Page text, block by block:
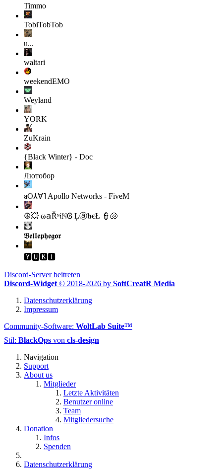
Timmo
TobiTobTob
u...
waltari
weekendEMO
Weyland
YORK
ZuKrain
{Black Winter} - Doc
Лютобор
ᴚO⅄∀˥ Apollo Networks - FiveM
☮💥 ω𝕒Řᶰ𝔦ℕᎶ Ļⓐ𝐛єŁ 👮🐚
𝕭𝖊𝖑𝖑𝖊𝖕𝖍𝖊𝖌𝖔𝖗
🆈🆄🅺🅸
Discord-Server beitreten
Discord-Widget © 2018-2026 by SoftCreatR Media
Datenschutzerklärung
Impressum
Community-Software: WoltLab Suite™
Stil: BlackOps von cls-design
Navigation
Support
About us
Mitglieder
Letzte Aktivitäten
Benutzer online
Team
Mitgliedersuche
Donation
Infos
Spenden
Datenschutzerklärung